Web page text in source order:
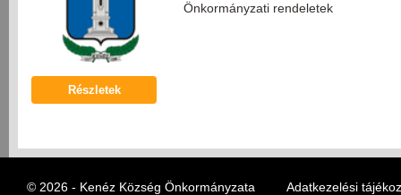
Önkormányzati rendeletek
Részletek
© 2026 - Kenéz Község Önkormányzata Adatkezelési